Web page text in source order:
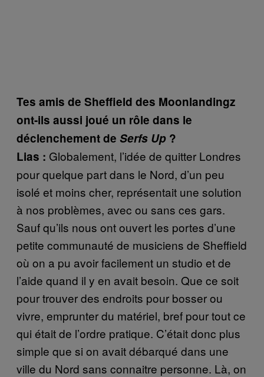
Tes amis de Sheffield des Moonlandingz
ont-ils aussi joué un rôle dans le
déclenchement de Serfs Up ?
Lias : Globalement, l’idée de quitter Londres
pour quelque part dans le Nord, d’un peu
isolé et moins cher, représentait une solution
à nos problèmes, avec ou sans ces gars.
Sauf qu’ils nous ont ouvert les portes d’une
petite communauté de musiciens de Sheffield
où on a pu avoir facilement un studio et de
l’aide quand il y en avait besoin. Que ce soit
pour trouver des endroits pour bosser ou
vivre, emprunter du matériel, bref pour tout ce
qui était de l’ordre pratique. C’était donc plus
simple que si on avait débarqué dans une
ville du Nord sans connaitre personne. Là, on